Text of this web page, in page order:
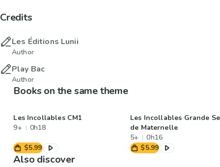
Credits
Les Éditions Lunii
Author
Play Bac
Author
Books on the same theme
Les Incollables CM1
9+
0h18
$5.99
Les Incollables Grande
de Maternelle
5+
0h16
$5.99
Also discover